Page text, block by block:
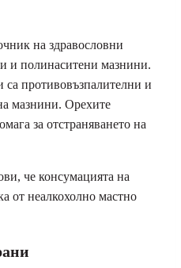
на здравословни
и полинаситени мазнини.
са противовъзпалителни и
мазнини. Орехите
за отстраняването на
че консумацията на
от неалкохолно мастно